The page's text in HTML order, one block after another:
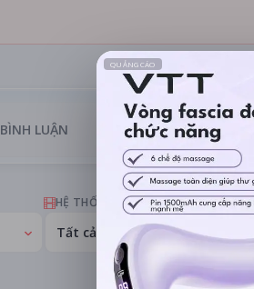
BÌNH LUẬN ĐÁNH GIÁ TIN TỨC
HỆ THỐNG RẠP
Tất cả hệ thống